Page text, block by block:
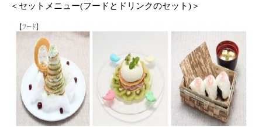
＜セットメニュー(フードとドリンクのセット)＞